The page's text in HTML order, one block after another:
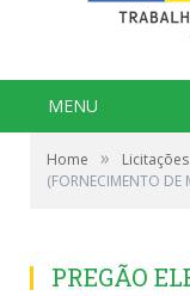
MENU
Home » Licitações
(FORNECIMENTO DE
PREGÃO